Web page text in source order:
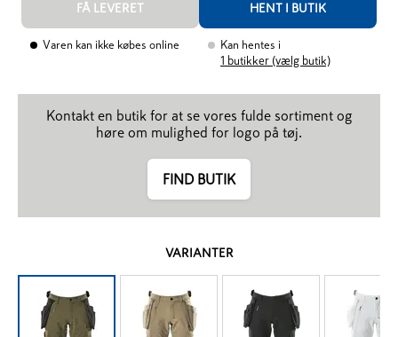
FÅ LEVERET HENT I BUTIK
Varen kan ikke købes online
Kan hentes i
1 butikker (vælg butik)
Kontakt en butik for at se vores fulde sortiment og
høre om mulighed for logo på tøj.
FIND BUTIK
VARIANTER